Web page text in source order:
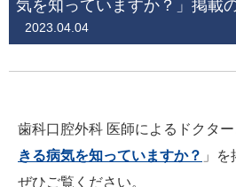
気を知っていますか？」掲載
2023.04.04
歯科口腔外科 医師によるドクター
きる病気を知っていますか？ 」を
ぜひご覧ください。